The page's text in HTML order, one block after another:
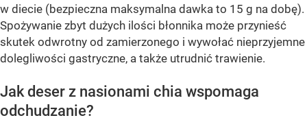
w diecie (bezpieczna maksymalna dawka to 15 g na dobę).
Spożywanie zbyt dużych ilości błonnika może przynieść
skutek odwrotny od zamierzonego i wywołać nieprzyjemne
dolegliwości gastryczne, a także utrudnić trawienie.
Jak deser z nasionami chia wspomaga
odchudzanie?